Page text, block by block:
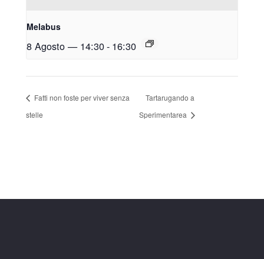
Melabus
8 Agosto — 14:30- 16:30
Fatti non foste per viver senza
stelle
Tartarugando a
Sperimentarea